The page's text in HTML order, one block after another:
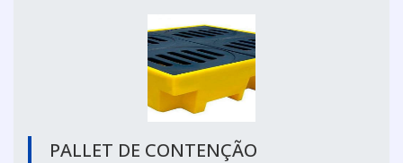
PALLET DE CONTENÇÃO